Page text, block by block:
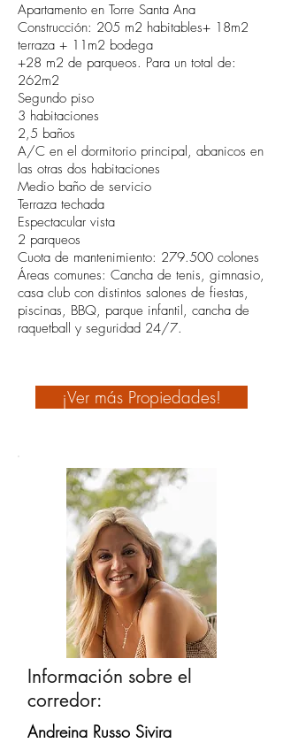
Apartamento en Torre Santa Ana
Construcción: 205 m2 habitables+ 18m2
terraza + 11m2 bodega
+28 m2 de parqueos. Para un total de:
262m2
Segundo piso
3 habitaciones
2,5 baños
A/C en el dormitorio principal, abanicos en
las otras dos habitaciones
Medio baño de servicio
Terraza techada
Espectacular vista
2 parqueos
Cuota de mantenimiento: 279.500 colones
Áreas comunes: Cancha de tenis, gimnasio,
casa club con distintos salones de fiestas,
piscinas, BBQ, parque infantil, cancha de
raquetball y seguridad 24/7.
¡Ver más Propiedades!
Información sobre el
corredor:
Andreina Russo Sivira